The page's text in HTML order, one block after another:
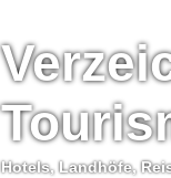
Hotels, Landhöfe,